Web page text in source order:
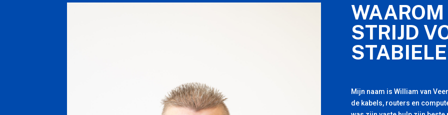
STRIJD
Mijn naam is William van
de kabels, routers en